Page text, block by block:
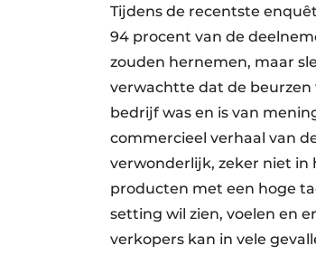
Tijdens de recentste
94 procent van de
zouden hernemen, maar
verwachtte dat de beurzen
bedrijf was en is van
commercieel verhaal van
verwonderlijk, zeker niet
producten met een hoge
setting wil zien, voelen en
verkopers kan in vele